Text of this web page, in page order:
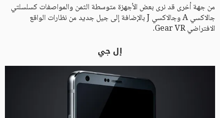
من جهة أخرى قد نرى بعض الأجهزة متوسطة الثمن والمواصفات كسلسلتي
جالاكسي A وجالاكسي J بالإضافة إلى جيل جديد من نظارات الواقع
الافتراضي Gear VR.
إل جي